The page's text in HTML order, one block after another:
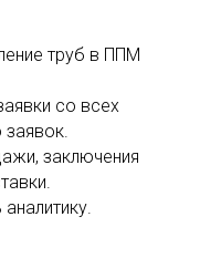
труб в ППМ
со всех
заявок.
заключения